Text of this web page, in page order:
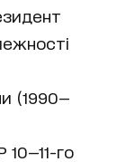
(1990—
го